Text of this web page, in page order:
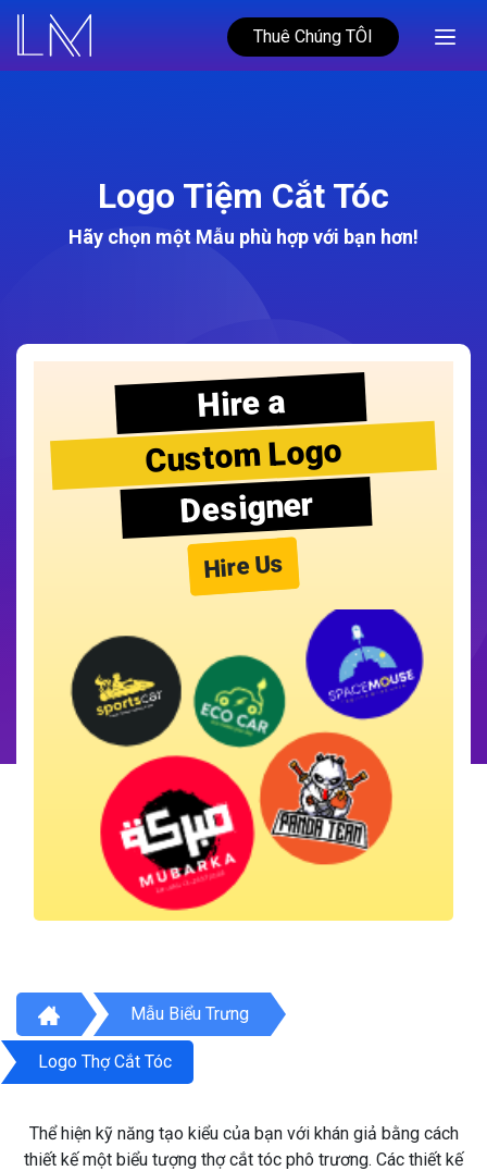
Thuê Chúng TÔI
Logo Tiệm Cắt Tóc
Hãy chọn một Mẫu phù hợp với bạn hơn!
Hire a
Custom Logo
Designer
Hire Us
Mẫu Biểu Trưng
Logo Thợ Cắt Tóc
Thể hiện kỹ năng tạo kiểu của bạn với khán giả bằng cách
thiết kế một biểu tượng thợ cắt tóc phô trương. Các thiết kế